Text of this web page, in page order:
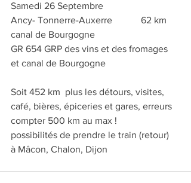
Samedi 26 Septembre
Ancy- Tonnerre-Auxerre            62 km
canal de Bourgogne
GR 654 GRP des vins et des fromages
et canal de Bourgogne
Soit 452 km  plus les détours, visites,
café, bières, épiceries et gares, erreurs
compter 500 km au max !
possibilités de prendre le train (retour)
à Mâcon, Chalon, Dijon